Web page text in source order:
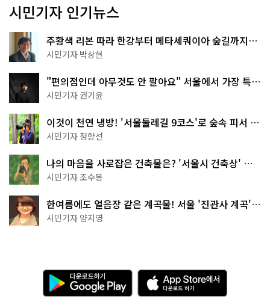
시민기자 인기뉴스
주황색 리본 따라 한강부터 메타세쿼이아 숲길까지…
서울둘레길 15코스
시민기자 박상현
"편의점인데 아무것도 안 팔아요" 서울에서 가장 특별
한 편의점의 정체
시민기자 권기윤
이것이 천연 냉방! '서울둘레길 9코스'로 숲속 피서 떠
나볼까
시민기자 정향선
나의 마음을 사로잡은 건축물은? '서울시 건축상' 수
상작 공개!
시민기자 조수봉
한여름에도 얼음장 같은 계곡물! 서울 '진관사 계곡'이
천국이네~
시민기자 양지영
다
운
로
A
p
p